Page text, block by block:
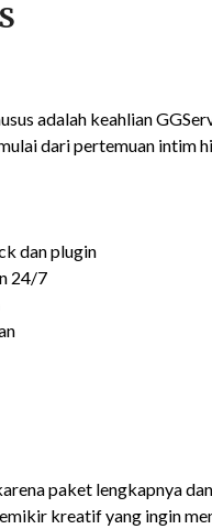
adalah keahlian
dari pertemuan intim
dan plugin
24/7
paket lengkapnya
kreatif yang ingin